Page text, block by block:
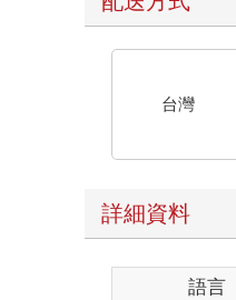
台灣
詳細資料
語言